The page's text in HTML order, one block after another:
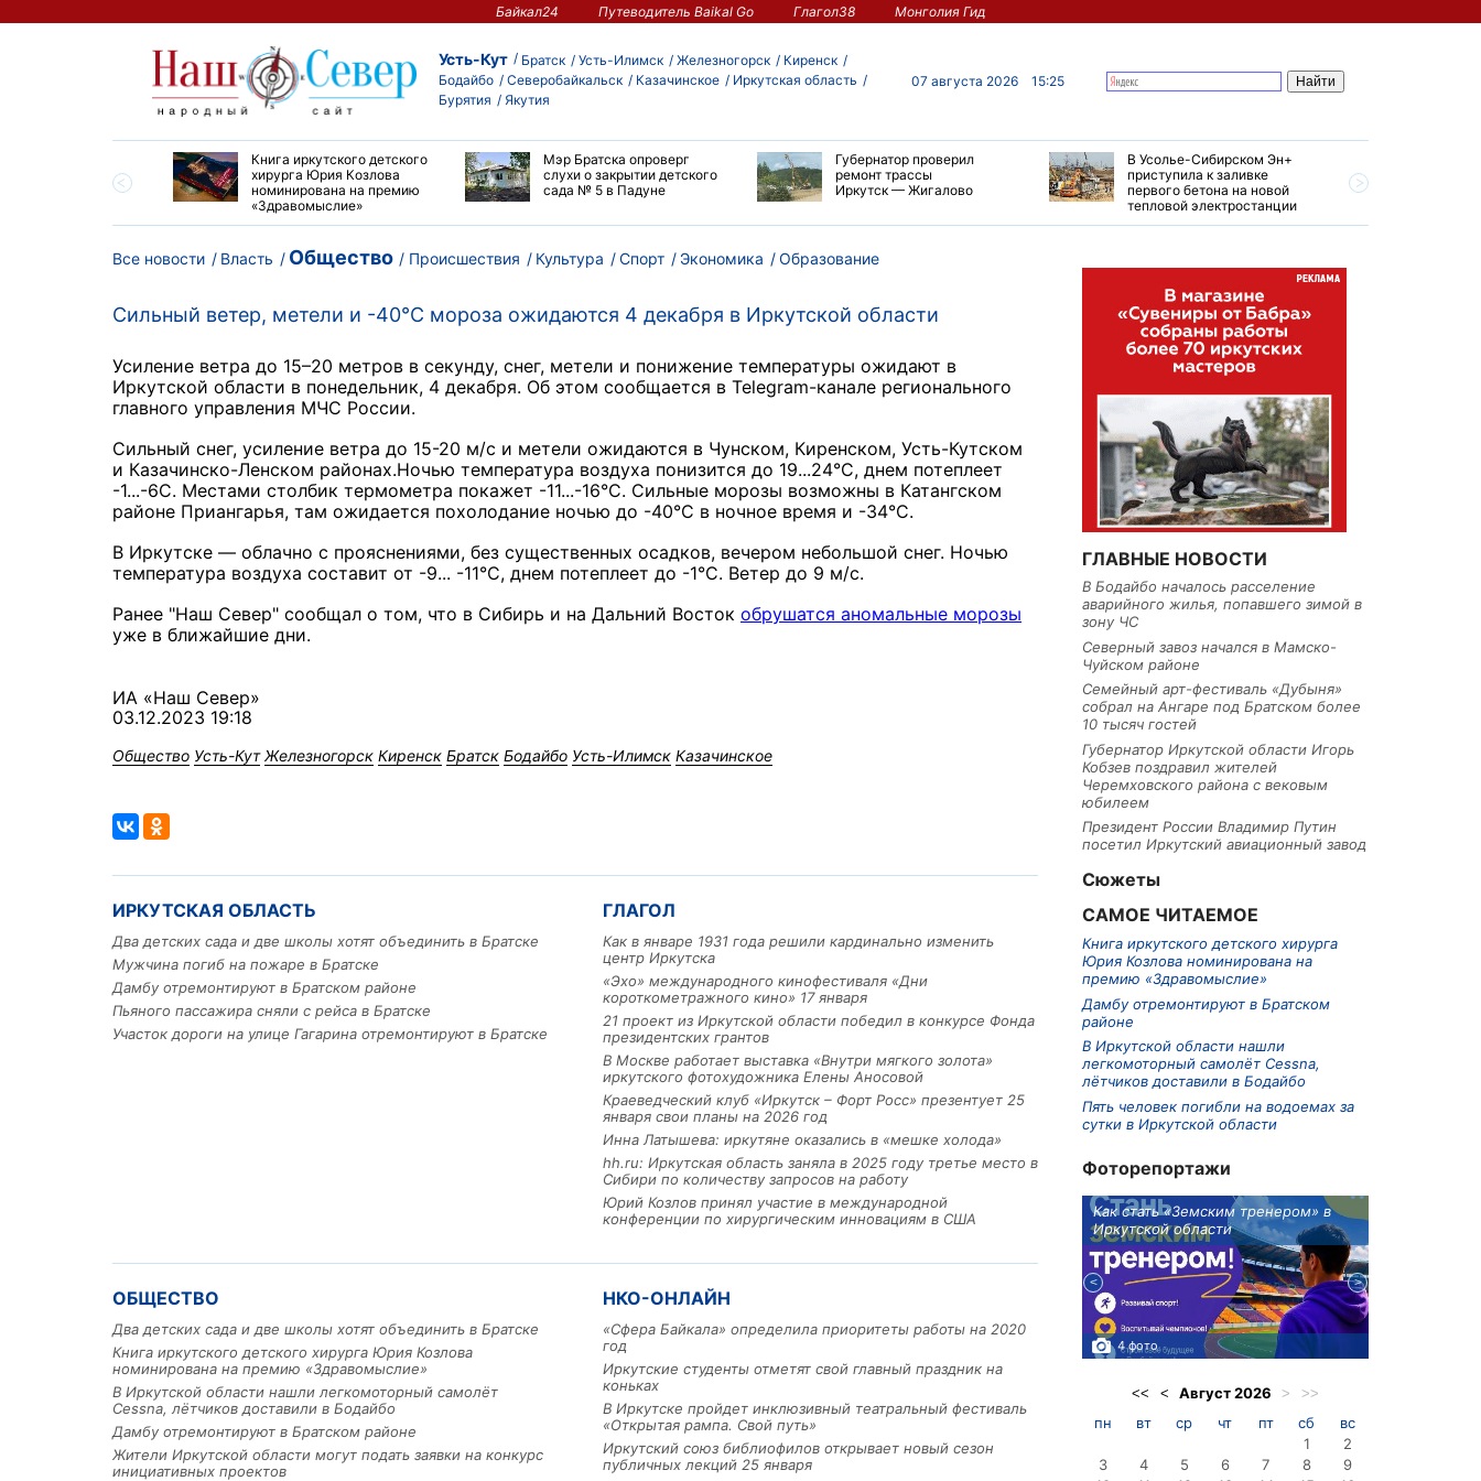
Байкал24 Путеводитель Baikal Go Глагол38 Монголия Гид
Усть-Кут Братск Усть-Илимск Железногорск
Киренск
Бодайбо
Северобайкальск Казачинское
Иркутская область
Бурятия
Якутия
07 августа 2026 15:25
большой эстафеты
Книга иркутского детского
хирурга Юрия Козлова
номинирована на премию
«Здравомыслие»
Мэр Братска опроверг
слухи о закрытии детского
сада № 5 в Падуне
Губернатор проверил
ремонт трассы
Иркутск — Жигалово
В Усолье-Сибирском Эн+
приступила к заливке
первого бетона на новой
тепловой электростанции
Все новости Власть Общество Происшествия Культура Спорт Экономика Образование
Сильный ветер, метели и -40°С мороза ожидаются 4 декабря в Иркутской области
Усиление ветра до 15–20 метров в секунду, снег, метели и понижение температуры ожидают в
Иркутской области в понедельник, 4 декабря. Об этом сообщается в Telegram-канале регионального
главного управления МЧС России.
Сильный снег, усиление ветра до 15-20 м/с и метели ожидаются в Чунском, Киренском, Усть-Кутском
и Казачинско-Ленском районах.Ночью температура воздуха понизится до 19...24°С, днем потеплеет
-1...-6С. Местами столбик термометра покажет -11...-16°С. Сильные морозы возможны в Катангском
районе Приангарья, там ожидается похолодание ночью до -40°С в ночное время и -34°С.
В Иркутске — облачно с прояснениями, без существенных осадков, вечером небольшой снег. Ночью
температура воздуха составит от -9... -11°С, днем потеплеет до -1°С. Ветер до 9 м/с.
Ранее "Наш Север" сообщал о том, что в Сибирь и на Дальний Восток обрушатся аномальные морозы
уже в ближайшие дни.
ИА «Наш Север»
03.12.2023 19:18
Общество Усть-Кут Железногорск Киренск Братск Бодайбо Усть-Илимск Казачинское
ИРКУТСКАЯ ОБЛАСТЬ
Два детских сада и две школы хотят объединить в Братске
Мужчина погиб на пожаре в Братске
Дамбу отремонтируют в Братском районе
Пьяного пассажира сняли с рейса в Братске
Участок дороги на улице Гагарина отремонтируют в Братске
ГЛАГОЛ
Как в январе 1931 года решили кардинально изменить
центр Иркутска
«Эхо» международного кинофестиваля «Дни
короткометражного кино» 17 января
21 проект из Иркутской области победил в конкурсе Фонда
президентских грантов
В Москве работает выставка «Внутри мягкого золота»
иркутского фотохудожника Елены Аносовой
Краеведческий клуб «Иркутск – Форт Росс» презентует 25
января свои планы на 2026 год
Инна Латышева: иркутяне оказались в «мешке холода»
hh.ru: Иркутская область заняла в 2025 году третье место в
Сибири по количеству запросов на работу
Юрий Козлов принял участие в международной
конференции по хирургическим инновациям в США
ОБЩЕСТВО
Два детских сада и две школы хотят объединить в Братске
Книга иркутского детского хирурга Юрия Козлова
номинирована на премию «Здравомыслие»
В Иркутской области нашли легкомоторный самолёт
Cessna, лётчиков доставили в Бодайбо
Дамбу отремонтируют в Братском районе
Жители Иркутской области могут подать заявки на конкурс
инициативных проектов
НКО-ОНЛАЙН
«Сфера Байкала» определила приоритеты работы на 2020
год
Иркутские студенты отметят свой главный праздник на
коньках
В Иркутске пройдет инклюзивный театральный фестиваль
«Открытая рампа. Свой путь»
Иркутский союз библиофилов открывает новый сезон
публичных лекций 25 января
ГЛАВНЫЕ НОВОСТИ
В Бодайбо началось расселение
аварийного жилья, попавшего зимой в
зону ЧС
Северный завоз начался в Мамско-
Чуйском районе
Семейный арт-фестиваль «Дубыня»
собрал на Ангаре под Братском более
10 тысяч гостей
Губернатор Иркутской области Игорь
Кобзев поздравил жителей
Черемховского района с вековым
юбилеем
Президент России Владимир Путин
посетил Иркутский авиационный завод
Сюжеты
САМОЕ ЧИТАЕМОЕ
Книга иркутского детского хирурга
Юрия Козлова номинирована на
премию «Здравомыслие»
Дамбу отремонтируют в Братском
районе
В Иркутской области нашли
легкомоторный самолёт Cessna,
лётчиков доставили в Бодайбо
Пять человек погибли на водоемах за
сутки в Иркутской области
Фоторепортажи
Льготный заём в 9 миллионов
рублей получит
из Иркутской области
Как стать «Земским тренером» в
Иркутской области
4 фото
<< < Август2026 > >>
пн вт ср чт пт сб
вс
1
2
3
4 5 6 7 8
9